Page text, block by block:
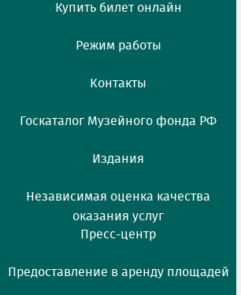
Купить билет онлайн
Режим работы
Контакты
Госкаталог Музейного фонда РФ
Издания
Независимая оценка качества
оказания услуг
Пресс-центр
Предоставление в аренду площадей